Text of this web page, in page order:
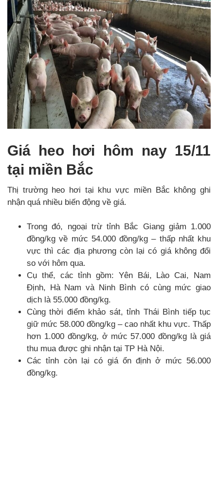
Giá heo hơi hôm nay 15/11
tại miền Bắc
Thị trường heo hơi tại khu vực miền Bắc không ghi
nhận quá nhiều biến động về giá.
Trong đó, ngoại trừ tỉnh Bắc Giang giảm 1.000
đồng/kg về mức 54.000 đồng/kg – thấp nhất khu
vực thì các địa phương còn lại có giá không đổi
so với hôm qua.
Cụ thể, các tỉnh gồm: Yên Bái, Lào Cai, Nam
Định, Hà Nam và Ninh Bình có cùng mức giao
dịch là 55.000 đồng/kg.
Cùng thời điểm khảo sát, tỉnh Thái Bình tiếp tục
giữ mức 58.000 đồng/kg – cao nhất khu vực. Thấp
hơn 1.000 đồng/kg, ở mức 57.000 đồng/kg là giá
thu mua được ghi nhận tại TP Hà Nội.
Các tỉnh còn lại có giá ổn định ở mức 56.000
đồng/kg.